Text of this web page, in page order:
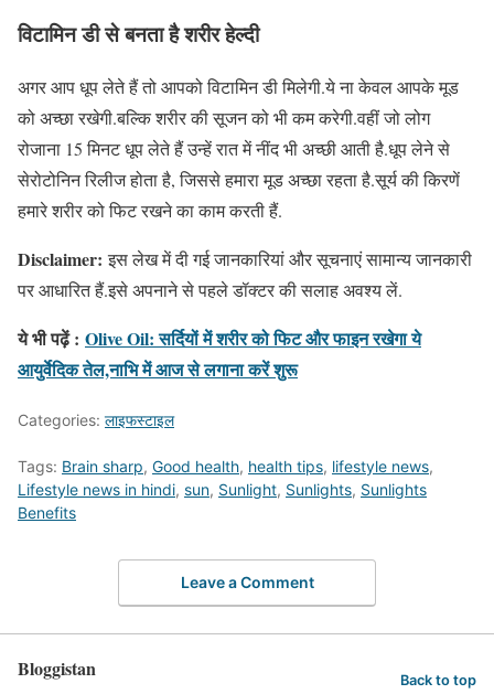
विटामिन डी से बनता है शरीर हेल्दी
अगर आप धूप लेते हैं तो आपको विटामिन डी मिलेगी.ये ना केवल आपके मूड
को अच्छा रखेगी.बल्कि शरीर की सूजन को भी कम करेगी.वहीं जो लोग
रोजाना 15 मिनट धूप लेते हैं उन्हें रात में नींद भी अच्छी आती है.धूप लेने से
सेरोटोनिन रिलीज होता है, जिससे हमारा मूड अच्छा रहता है.सूर्य की किरणें
हमारे शरीर को फिट रखने का काम करती हैं.
Disclaimer: इस लेख में दी गई जानकारियां और सूचनाएं सामान्य जानकारी
पर आधारित हैं.इसे अपनाने से पहले डॉक्टर की सलाह अवश्य लें.
ये भी पढ़ें : Olive Oil: सर्दियों में शरीर को फिट और फाइन रखेगा ये
आयुर्वेदिक तेल,नाभि में आज से लगाना करें शुरू
Categories: लाइफस्टाइल
Tags: Brain sharp, Good health, health tips, lifestyle news,
Lifestyle news in hindi, sun, Sunlight, Sunlights, Sunlights
Benefits
Leave a Comment
Bloggistan Back to top